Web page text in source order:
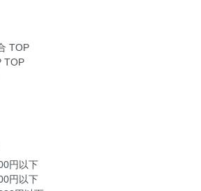
TOP
TOP
円以下
円以下